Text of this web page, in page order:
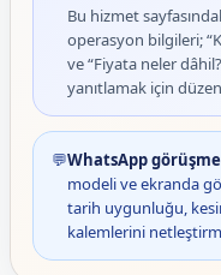
Bu hizmet
operasyon bilgileri;
ve “Fiyata neler
yanıtlamak için
💬WhatsApp
modeli ve ekranda
tarih uygunluğu,
kalemlerini